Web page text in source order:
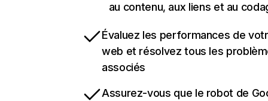
au contenu, aux liens et au
Évaluez les performances de
web et résolvez tous les
associés
Assurez-vous que le robot de